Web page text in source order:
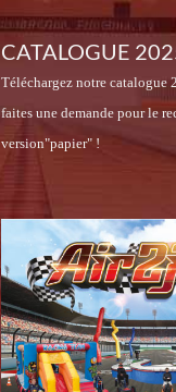
CATALOGUE
Téléchargez notre catalogue
faites une demande pour le
version"papier" !